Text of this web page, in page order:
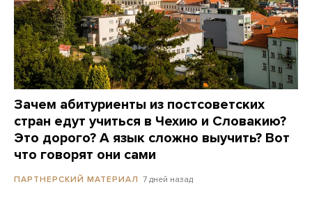
Зачем абитуриенты из постсоветских
стран едут учиться в Чехию и Словакию?
Это дорого? А язык сложно выучить? Вот
что говорят они сами
ПАРТНЕРСКИЙ МАТЕРИАЛ 7 дней назад